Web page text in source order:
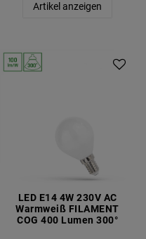
Artikel anzeigen
LED E14 4W 230V AC
Warmweiß FILAMENT
COG 400 Lumen 300°